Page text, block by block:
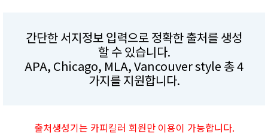
간단한 서지정보 입력으로 정확한 출처를 생성
할 수 있습니다.
APA, Chicago, MLA, Vancouver style 총 4
가지를 지원합니다.
출처생성기는 카피킬러 회원만 이용이 가능합니다.